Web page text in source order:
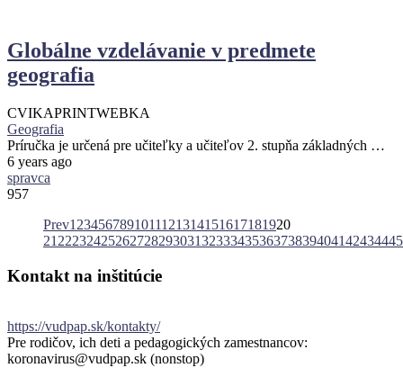
Globálne vzdelávanie v predmete
geografia
CVIKAPRINTWEBKA
Geografia
Príručka je určená pre učiteľky a učiteľov 2. stupňa základných …
6 years ago
spravca
957
Prev1 234567891011121314151617181920
21 222324252627282930313233343536373839404142434445
Kontakt na inštitúcie
https://vudpap.sk/kontakty/
Pre rodičov, ich deti a pedagogických zamestnancov:
koronavirus@vudpap.sk (nonstop)